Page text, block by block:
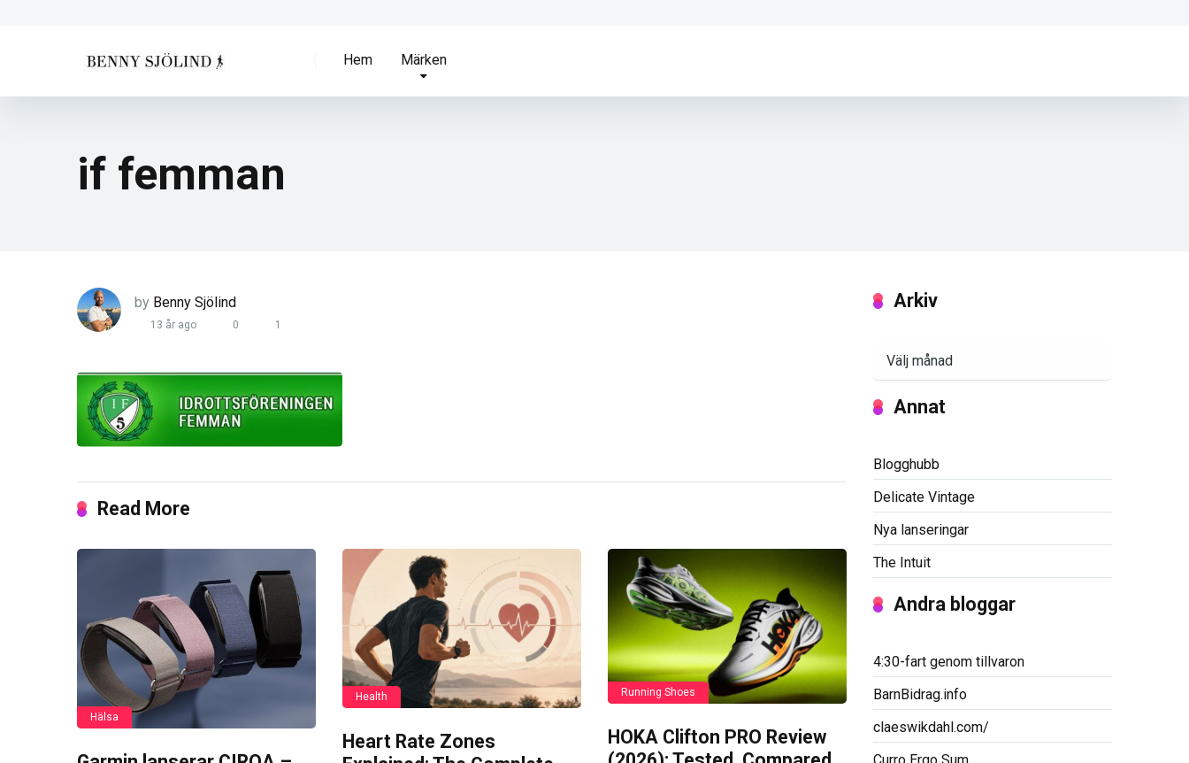
Hem Märken
if femman
by Benny Sjölind
13 år ago 0 1
Read More
Hälsa
Health
Heart Rate Zones
Running Shoes
HOKA Clifton PRO Review
Arkiv
Annat
Blogghubb
Delicate Vintage
Nya lanseringar
The Intuit
Andra bloggar
4:30-fart genom tillvaron
BarnBidrag.info
claeswikdahl.com/